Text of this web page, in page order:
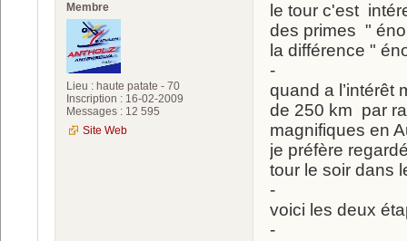
Membre
Lieu : haute patate - 70
Inscription : 16-02-2009
Messages : 12 595
Site Web
le tour c'est
des primes "
la différence "
-
quand a l’intérêt
de 250 km par
magnifiques en
je préfère
tour le soir dans
-
voici les deux
-